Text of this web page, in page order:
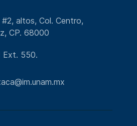
altos, Col. Centro,
CP. 68000
Ext. 550.